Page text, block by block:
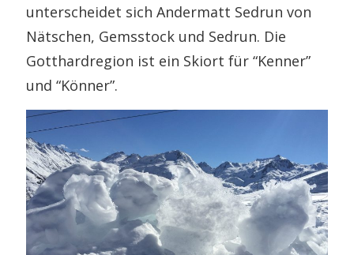
unterscheidet sich Andermatt Sedrun von
Nätschen, Gemsstock und Sedrun. Die
Gotthardregion ist ein Skiort für “Kenner”
und “Könner”.